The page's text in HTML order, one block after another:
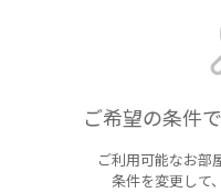
ご希望の条件
ご利用可能なお部
条件を変更して